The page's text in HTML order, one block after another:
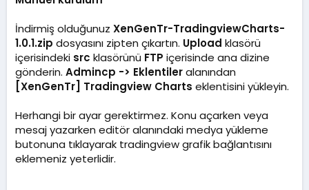
İndirmiş olduğunuz XenGenTr-TradingviewCharts-
1.0.1.zip dosyasını zipten çıkartın. Upload klasörü
içerisindeki src klasörünü FTP içerisinde ana dizine
gönderin. Admincp -> Eklentileralanından
[XenGenTr] Tradingview Charts eklentisini yükleyin.
Herhangi bir ayar gerektirmez. Konu açarken veya
mesaj yazarken editör alanındaki medya yükleme
butonuna tıklayarak tradingview grafik bağlantısını
eklemeniz yeterlidir.